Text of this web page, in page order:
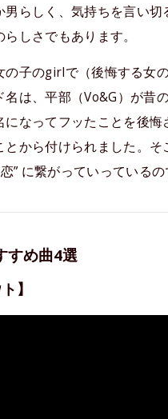
男らしく、気持ちを言い切
しさでもあります。
子のgirlで（後悔する女
は、平部（Vo&G）が昔
になってフッたことを後悔
とから付けられました。そ
” に繋がっていっているの
め曲4選
】